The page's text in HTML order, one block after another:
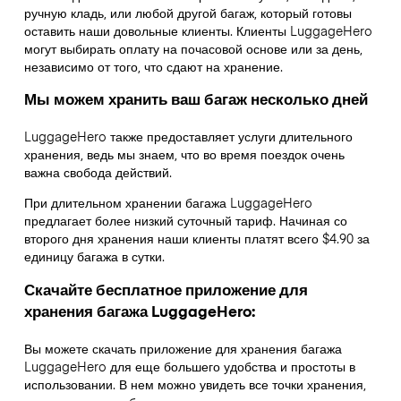
ручную кладь, или любой другой багаж, который готовы
оставить наши довольные клиенты. Клиенты LuggageHero
могут выбирать оплату на почасовой основе или за день,
независимо от того, что сдают на хранение.
Мы можем хранить ваш багаж несколько дней
LuggageHero также предоставляет услуги длительного
хранения, ведь мы знаем, что во время поездок очень
важна свобода действий.
При длительном хранении багажа LuggageHero
предлагает более низкий суточный тариф. Начиная со
второго дня хранения наши клиенты платят всего $4.90 за
единицу багажа в сутки.
Скачайте бесплатное приложение для
хранения багажа LuggageHero:
Вы можете скачать приложение для хранения багажа
LuggageHero для еще большего удобства и простоты в
использовании. В нем можно увидеть все точки хранения,